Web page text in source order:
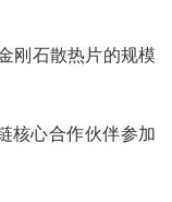
刚石散热片的规模
核心合作伙伴参加